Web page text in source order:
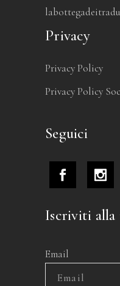
Privacy
Privacy Policy
Privacy Policy
Seguici
Iscriviti alla
Email